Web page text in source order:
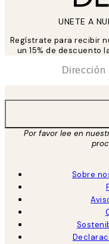
UNETE A
Regístrate para recibir
un 15% de descuento
Por favor lee en
Sobre